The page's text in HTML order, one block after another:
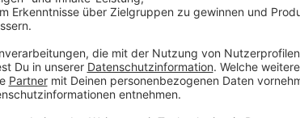
Anzeige
Vorstellen brauchen wir ihn euch nicht. Seit 2003
seine Späße am Telefon mit seinen Hörerinnen und
müssen am Ende mit lachen - wenn auch nicht